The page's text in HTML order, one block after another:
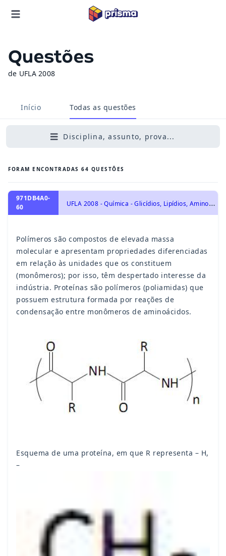
Questões
de UFLA 2008
Início Todas as questões
Disciplina, assunto, prova...
FORAM ENCONTRADAS 64 QUESTÕES
971DB4A0-
60
U
FLA 2008 - Química - Glicídios, Lipídios, Aminoácidos e Proteínas., Química Orgânica, Polímeros - Plásticos e Borrachas
Polímeros são compostos de elevada massa
molecular e apresentam propriedades diferenciadas
em relação às unidades que os constituem
(monômeros); por isso, têm despertado interesse da
indústria. Proteínas são polímeros (poliamidas) que
possuem estrutura formada por reações de
condensação entre monômeros de aminoácidos.
Esquema de uma proteína, em que R representa – H,
–